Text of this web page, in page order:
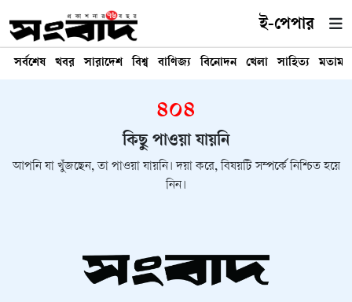
ই-পেপার
সর্বশেষ খবর সারাদেশ বিশ্ব বাণিজ্য বিনোদন খেলা সাহিত্য মতামত
৪০৪
কিছু পাওয়া যায়নি
আপনি যা খুঁজছেন, তা পাওয়া যায়নি। দয়া করে, বিষয়টি সম্পর্কে নিশ্চিত হয়ে
নিন।